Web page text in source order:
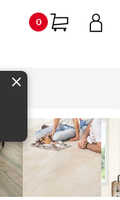
0